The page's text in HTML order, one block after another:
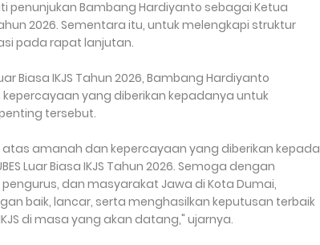
penunjukan Bambang Hardiyanto sebagai Ketua
2026. Sementara itu, untuk melengkapi struktur
pada rapat lanjutan.
Biasa IKJS Tahun 2026, Bambang Hardiyanto
yang diberikan kepadanya untuk
tersebut.
amanah dan kepercayaan yang diberikan kepada
Luar Biasa IKJS Tahun 2026. Semoga dengan
dan masyarakat Jawa di Kota Dumai,
baik, lancar, serta menghasilkan keputusan terbaik
di masa yang akan datang," ujarnya.